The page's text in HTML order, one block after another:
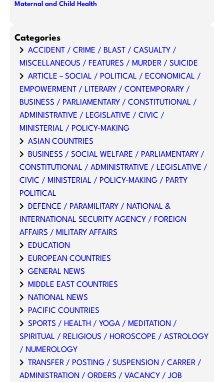
Maternal and Child Health
Categories
ACCIDENT / CRIME / BLAST / CASUALTY /
MISCELLANEOUS / FEATURES / MURDER / SUICIDE
ARTICLE – SOCIAL / POLITICAL / ECONOMICAL /
EMPOWERMENT / LITERARY / CONTEMPORARY /
BUSINESS / PARLIAMENTARY / CONSTITUTIONAL /
ADMINISTRATIVE / LEGISLATIVE / CIVIC /
MINISTERIAL / POLICY-MAKING
ASIAN COUNTRIES
BUSINESS / SOCIAL WELFARE / PARLIAMENTARY /
CONSTITUTIONAL / ADMINISTRATIVE / LEGISLATIVE /
CIVIC / MINISTERIAL / POLICY-MAKING / PARTY
POLITICAL
DEFENCE / PARAMILITARY / NATIONAL &
INTERNATIONAL SECURITY AGENCY / FOREIGN
AFFAIRS / MILITARY AFFAIRS
EDUCATION
EUROPEAN COUNTRIES
GENERAL NEWS
MIDDLE EAST COUNTRIES
NATIONAL NEWS
PACIFIC COUNTRIES
SPORTS / HEALTH / YOGA / MEDITATION /
SPIRITUAL / RELIGIOUS / HOROSCOPE / ASTROLOGY
/ NUMEROLOGY
TRANSFER / POSTING / SUSPENSION / CARRER /
ADMINISTRATION / ORDERS / VACANCY / JOB